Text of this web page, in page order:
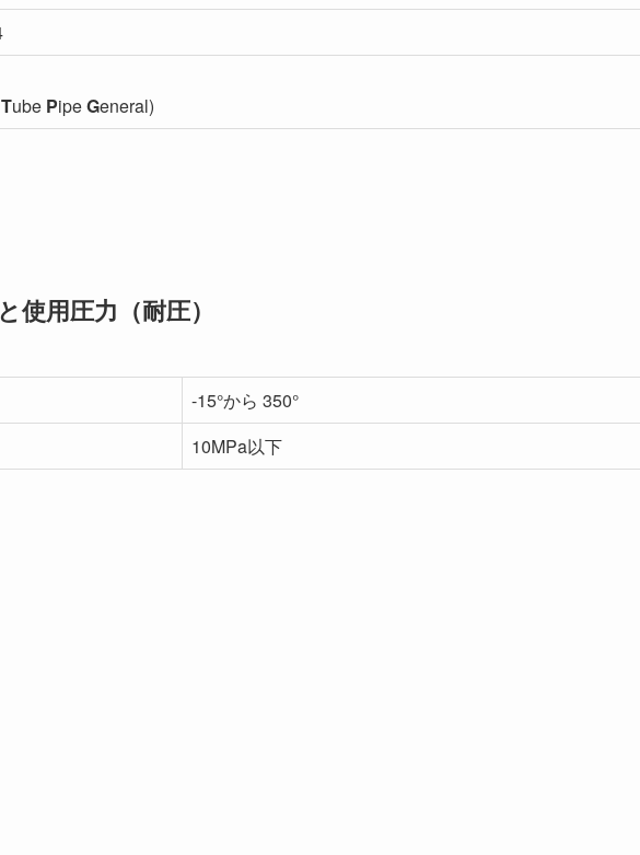
Tube PipeGeneral)
使用圧力（耐圧）
-15°から 350°
10MPa以下